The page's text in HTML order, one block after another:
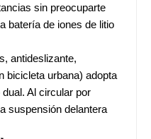
sin preocuparte
batería de iones de litio
antideslizante,
bicicleta urbana) adopta
Al circular por
suspensión delantera